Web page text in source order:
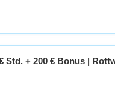
Std. + 200 € Bonus |